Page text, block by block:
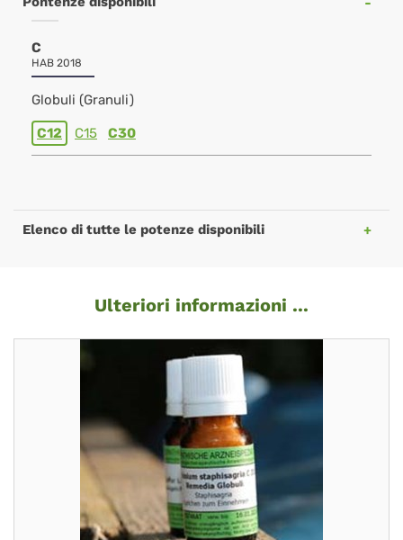
C
HAB 2018
Globuli (Granuli)
C12 C15 C30
Elenco di tutte le potenze disponibili
Ulteriori informazioni ...